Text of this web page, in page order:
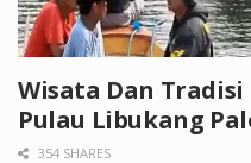
Wisata Dan Tradisi
Pulau Libukang
354 SHARES